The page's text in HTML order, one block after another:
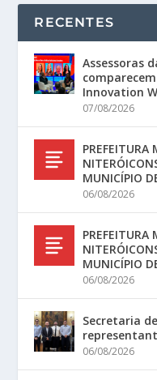
RECENTES
Assessoras
Innovation
07/08/2026
PREFEITURA
MUNICÍPIO
06/08/2026
PREFEITURA
MUNICÍPIO
06/08/2026
Secretaria
06/08/2026